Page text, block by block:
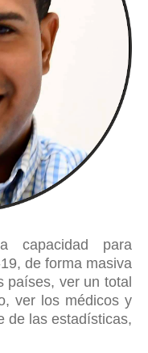
capacidad para
de forma masiva
países, ver un total
ver los médicos y
de las estadísticas,